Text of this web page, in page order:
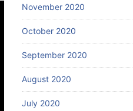
November 2020
October 2020
September 2020
August 2020
July 2020